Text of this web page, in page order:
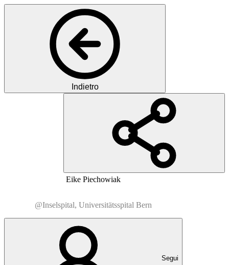
Indietro
Eike Piechowiak
@Inselspital, Universitätsspital Bern
Segui